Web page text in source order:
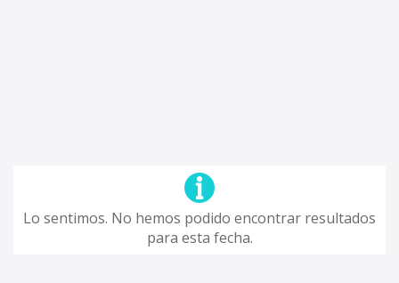
Lo sentimos. No hemos podido encontrar resultados
para esta fecha.